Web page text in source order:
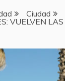
Ciudad
VUELVEN